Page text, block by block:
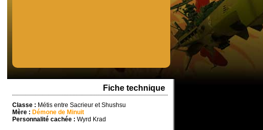
Fiche technique
Classe : Métis entre Sacrieur et Shushsu
Mère : Démone de Minuit
Personnalité cachée : Wyrd Krad